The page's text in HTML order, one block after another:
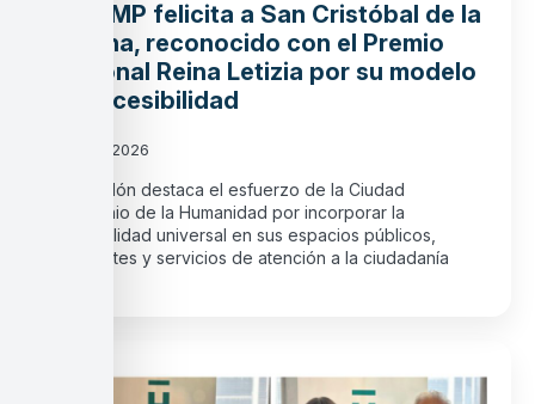
La FEMP felicita a San Cristóbal de la
Laguna, reconocido con el Premio
Nacional Reina Letizia por su modelo
de accesibilidad
30 julio, 2026
El galardón destaca el esfuerzo de la Ciudad
Patrimonio de la Humanidad por incorporar la
accesibilidad universal en sus espacios públicos,
transportes y servicios de atención a la ciudadanía